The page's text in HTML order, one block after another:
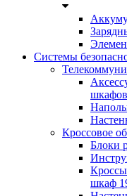
Системы
Кроссовое
Блоки
шкаф